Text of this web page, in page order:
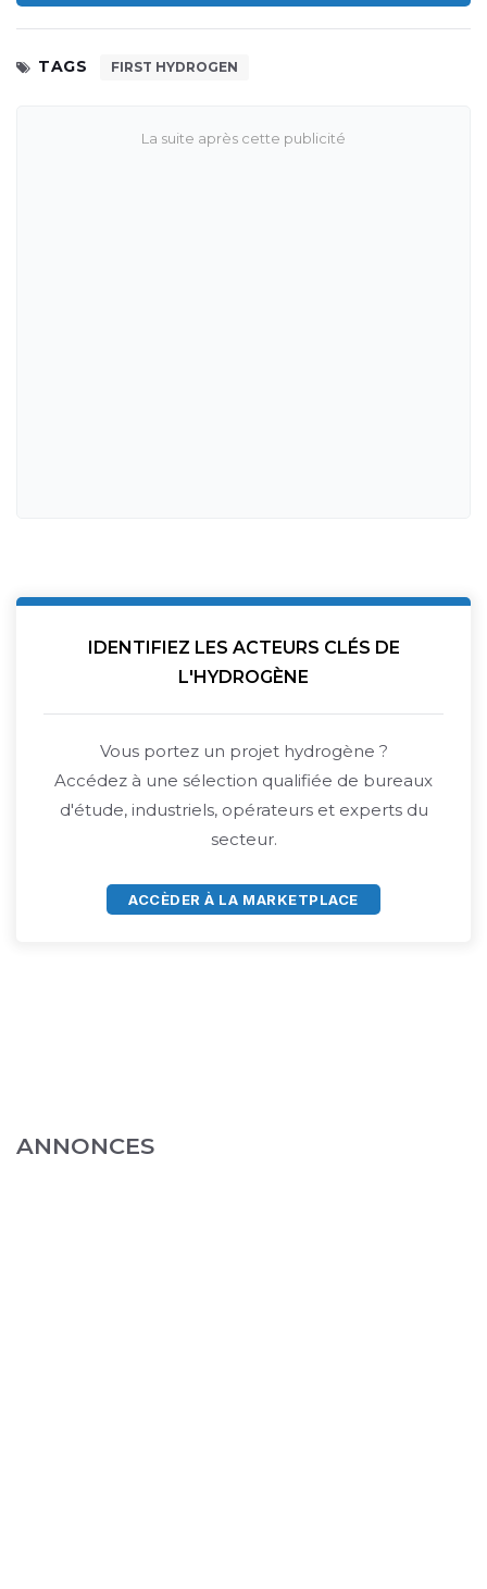
TAGS FIRST HYDROGEN
IDENTIFIEZ LES ACTEURS CLÉS DE
L'HYDROGÈNE
Vous portez un projet hydrogène ?
Accédez à une sélection qualifiée de bureaux
d'étude, industriels, opérateurs et experts du
secteur.
ACCÈDER À LA MARKETPLACE
ANNONCES